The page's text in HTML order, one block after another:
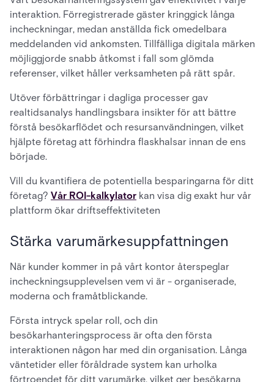
interaktion. Förregistrerade gäster kringgick långa
incheckningar, medan anställda fick omedelbara
meddelanden vid ankomsten. Tillfälliga digitala märken
möjliggjorde snabb åtkomst i fall som glömda
referenser, vilket håller verksamheten på rätt spår.
Utöver förbättringar i dagliga processer gav
realtidsanalys handlingsbara insikter för att bättre
förstå besökarflödet och resursanvändningen, vilket
hjälpte företag att förhindra flaskhalsar innan de ens
började.
Vill du kvantifiera de potentiella besparingarna för ditt
företag? Vår ROI-kalkylator kan visa dig exakt hur vår
plattform ökar driftseffektiviteten
Stärka varumärkesuppfattningen
När kunder kommer in på vårt kontor återspeglar
incheckningsupplevelsen vem vi är - organiserade,
moderna och framåtblickande.
Första intryck spelar roll, och din
besökarhanteringsprocess är ofta den första
interaktionen någon har med din organisation. Långa
väntetider eller föråldrade system kan urholka
förtroendet för ditt varumärke, vilket ger besökarna